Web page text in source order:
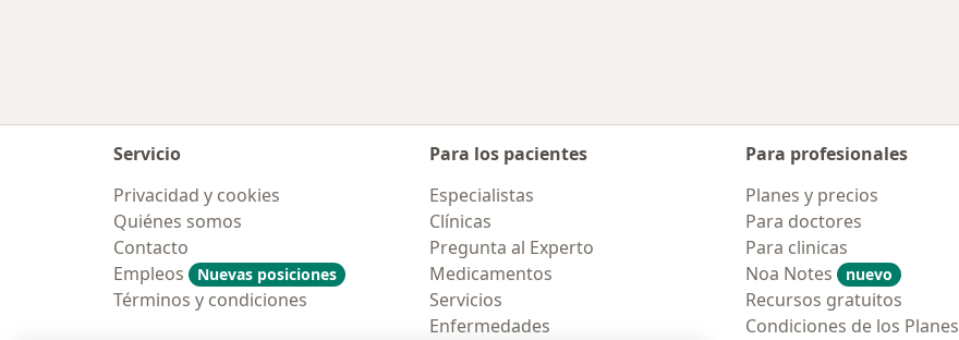
Servicio
Privacidad y cookies
Quiénes somos
Contacto
Empleos
Nuevas posiciones
Términos y condiciones
Para los pacientes
Especialistas
Clínicas
Pregunta al Experto
Medicamentos
Servicios
Enfermedades
Para profesionales
Planes y precios
Para doctores
Para clinicas
Noa Notes
nuevo
Recursos gratuitos
Condiciones de los Planes